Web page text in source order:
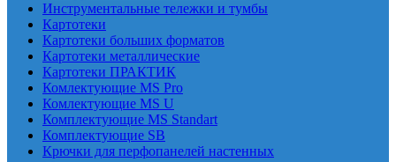
Инструментальные тележки и тумбы
Картотеки
Картотеки больших форматов
Картотеки металлические
Картотеки ПРАКТИК
Комлектующие MS Pro
Комлектующие MS U
Комплектующие MS Standart
Комплектующие SB
Крючки для перфопанелей настенных